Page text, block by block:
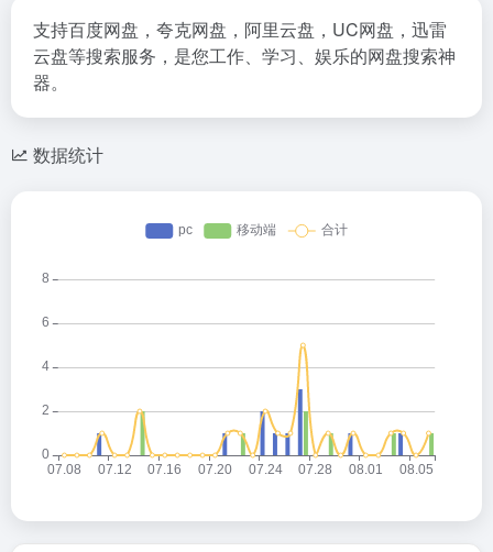
支持百度网盘，夸克网盘，阿里云盘，UC网盘，迅雷
云盘等搜索服务，是您工作、学习、娱乐的网盘搜索神
器。
数据统计